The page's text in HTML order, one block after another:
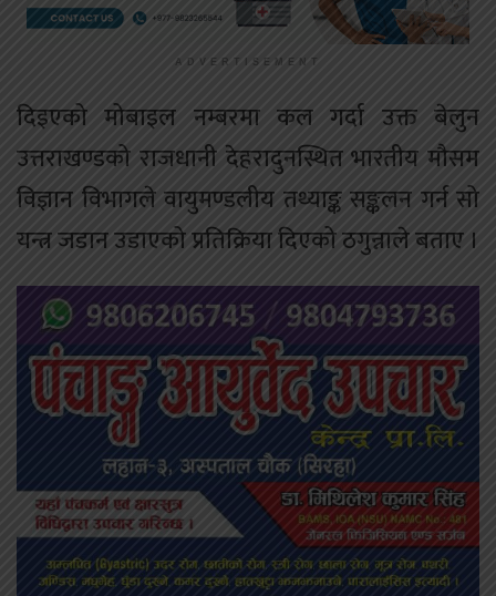
ADVERTISEMENT
दिइएको मोबाइल नम्बरमा कल गर्दा उक्त बेलुन
उत्तराखण्डको राजधानी देहरादुनस्थित भारतीय मौसम
विज्ञान विभागले वायुमण्डलीय तथ्याङ्क सङ्कलन गर्न सो
यन्त्र जडान उडाएको प्रतिक्रिया दिएको ठगुन्नाले बताए ।